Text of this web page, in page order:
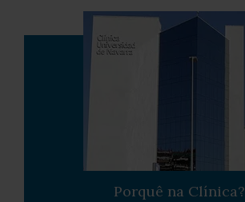
Porquê na Clínica?